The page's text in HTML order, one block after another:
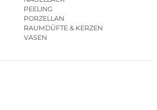
PEELING
PORZELLAN
RAUMDÜFTE & KERZEN
VASEN